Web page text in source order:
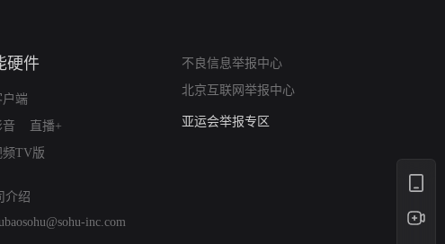
硬件
户端
直播+
频TV版
不良信息举报中心
北京互联网举报中心
亚运会举报专区
涉历史虚无举报
介绍
inc.com